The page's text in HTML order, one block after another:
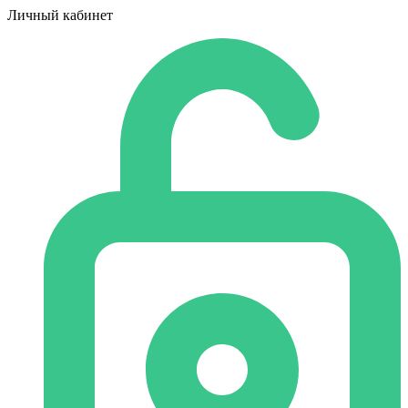
Личный кабинет